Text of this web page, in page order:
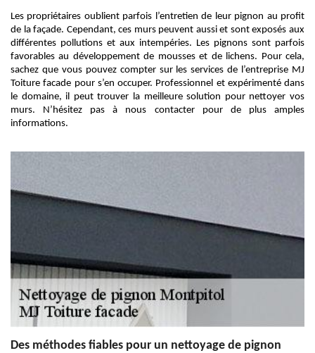
Les propriétaires oublient parfois l’entretien de leur pignon au profit
de la façade. Cependant, ces murs peuvent aussi et sont exposés aux
différentes pollutions et aux intempéries. Les pignons sont parfois
favorables au développement de mousses et de lichens. Pour cela,
sachez que vous pouvez compter sur les services de l’entreprise MJ
Toiture facade pour s’en occuper. Professionnel et expérimenté dans
le domaine, il peut trouver la meilleure solution pour nettoyer vos
murs. N’hésitez pas à nous contacter pour de plus amples
informations.
Des méthodes fiables pour un nettoyage de pignon